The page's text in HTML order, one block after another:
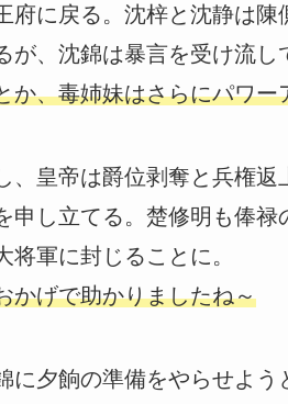
に戻る。沈梓と沈静は陳
、沈錦は暴言を受け流し
か、毒姉妹はさらにパワー
皇帝は爵位剥奪と兵権返
し立てる。楚修明も俸禄
軍に封じることに。
かげで助かりましたね～
夕餉の準備をやらせよう